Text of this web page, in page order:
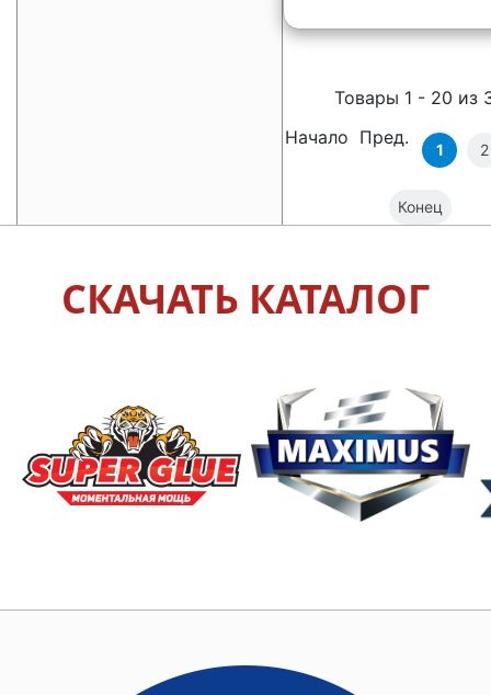
Товары 1 - 20 из
Начало Пред.
1 2
Конец
СКАЧАТЬ КАТАЛОГ